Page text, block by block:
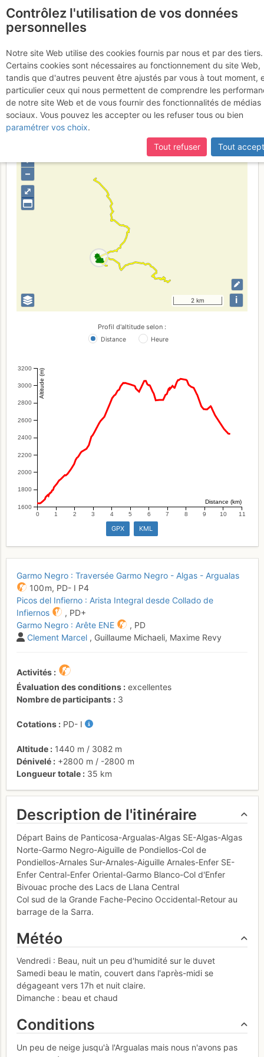
Traversée Intégrales de
l'Argualas aux Enfers
9 - 11 juin
2017
⤢
+
–
2 km i
Profil d'altitude selon :
Distance Heure
1600
1800
2000
2200
2400
2600
2800
3000
3200 Altitude (m)
0 1 2 3 4 5 6 7 8 9 10 11
Distance (km)
GPX KML
Garmo Negro : Traversée Garmo Negro - Algas - Argualas
100 m, PD- I P4
Picos del Infierno : Arista Integral desde Collado de
Infiernos
, PD+
Garmo Negro : Arête ENE
, PD
Clement Marcel , Guillaume Michaeli, Maxime Revy
Activités
Évaluation des conditions
excellentes
Nombre de participants
3
Cotations PD- I
Altitude 1440 m / 3082 m
Dénivelé
+2800 m / -2800 m
Longueur totale
35 km
Description de l'itinéraire
Départ Bains de Panticosa-Argualas-Algas SE-Algas-Algas
Norte-Garmo Negro-Aiguille de Pondiellos-Col de
Pondiellos-Arnales Sur-Arnales-Aiguille Arnales-Enfer SE-
Enfer Central-Enfer Oriental-Garmo Blanco-Col d'Enfer
Bivouac proche des Lacs de Llana Central
Col sud de la Grande Fache-Pecino Occidental-Retour au
barrage de la Sarra.
Météo
Vendredi : Beau, nuit un peu d'humidité sur le duvet
Samedi beau le matin, couvert dans l'après-midi se
dégageant vers 17h et nuit claire.
Dimanche : beau et chaud
Conditions
Un peu de neige jusqu'à l'Argualas mais nous n'avons pas
Contrôlez l'utilisation de vos données
personnelles
Notre site Web utilise des cookies fournis par nous et par des tiers.
Certains cookies sont nécessaires au fonctionnement du site Web,
tandis que d'autres peuvent être ajustés par vous à tout moment,
particulier ceux qui nous permettent de comprendre les
de notre site Web et de vous fournir des fonctionnalités de médias
sociaux. Vous pouvez les accepter ou les refuser tous ou bien
paramétrer vos choix.
Tout refuser
Tout